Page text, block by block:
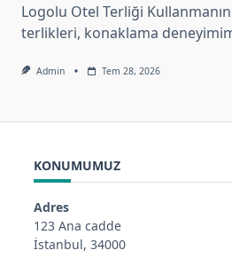
Logolu Otel Terliği
terlikleri, konaklama
Admin Tem 28, 2026
KONUMUMUZ
Adres
123 Ana cadde
İstanbul, 34000